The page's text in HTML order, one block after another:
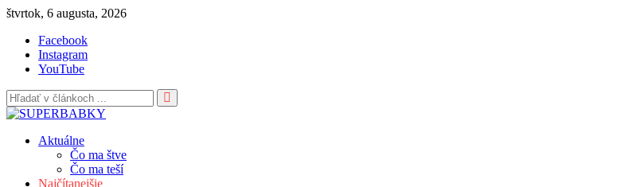
Skip
content
štvrtok, 6 augusta, 2026
Facebook
Instagram
YouTube
Aktuálne
Čo ma štve
Čo ma teší
Najčítanejšie